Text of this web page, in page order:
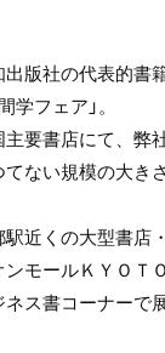
出版社の代表的書
学フェア」。
要書店にて、弊
ない規模の大き
駅近くの大型書店
ンモールＫＹＯＴ
ネス書コーナーで